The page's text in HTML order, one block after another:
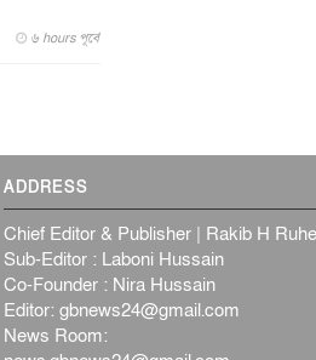
৬ hours পূর্বে
ADDRESS
Chief Editor & Publisher | Rakib H
Sub-Editor : Laboni Hussain
Co-Founder : Nira Hussain
Editor:gbnews24@gmail.com
News Room: